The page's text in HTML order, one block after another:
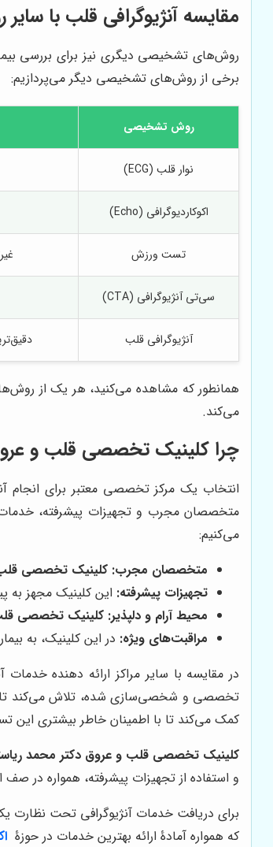
مقایسه آنژیوگرافی قلب با
روش‌های تشخیصی دیگری نیز برای بررسی
برخی از روش‌های تشخیصی دیگر می‌پردازیم:
روش تشخیصی
نوار قلب (ECG)
اکوکاردیوگرافی (Echo)
تست ورزش
سی‌تی آنژیوگرافی (CTA)
آنژیوگرافی قلب
همانطور که مشاهده می‌کنید، هر یک از
می‌کند.
چرا کلینیک تخصصی قلب و
انتخاب یک مرکز تخصصی معتبر برای
متخصصان مجرب و تجهیزات پیشرفته، خدمات
می‌کنیم:
متخصصان مجرب: کلینیک تخصصی
تجهیزات پیشرفته: این کلینیک مجهز به
محیط آرام و دلپذیر: کلینیک تخصصی
مراقبت‌های ویژه: در این کلینیک، به
در مقایسه با سایر مراکز ارائه دهنده
تخصصی و شخصی‌سازی شده، تلاش می‌کند تا
کمک می‌کند تا با اطمینان خاطر بیشتری این
کلینیک تخصصی قلب و عروق دکتر محمد
و استفاده از تجهیزات پیشرفته، همواره در صف
برای دریافت خدمات آنژیوگرافی تحت
که همواره آمادۀ ارائه بهترین خدمات در حوزۀ